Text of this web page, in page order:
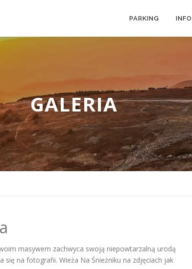
PARKING INFO
GALERIA
masywem zachwyca swoją niepowtarzalną urodą
na fotografii. Wieża Na Śnieżniku na zdjęciach jak